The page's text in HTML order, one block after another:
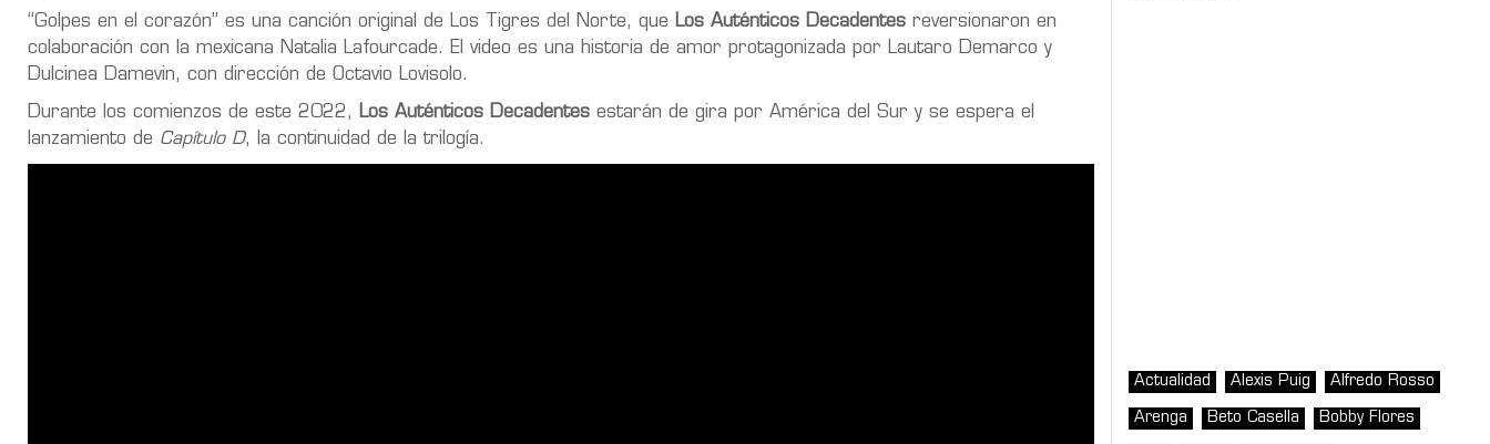
“Golpes en el corazón” es una canción original de Los Tigres del Norte, que Los Auténticos Decadentes reversionaron en
colaboración con la mexicana Natalia Lafourcade. El video es una historia de amor protagonizada por Lautaro Demarco y
Dulcinea Damevin, con dirección de Octavio Lovisolo.
Durante los comienzos de este 2022, Los Auténticos Decadentes estarán de gira por América del Sur y se espera el
lanzamiento de Capítulo D, la continuidad de la trilogía.
Actualidad Alexis Puig Alfredo Rosso
Arenga Beto Casella Bobby Flores